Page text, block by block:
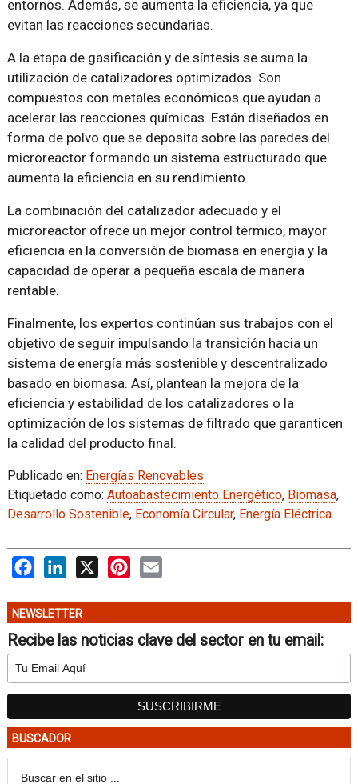
entornos. Además, se aumenta la eficiencia, ya que
evitan las reacciones secundarias.
A la etapa de gasificación y de síntesis se suma la
utilización de catalizadores optimizados. Son
compuestos con metales económicos que ayudan a
acelerar las reacciones químicas. Están diseñados en
forma de polvo que se deposita sobre las paredes del
microreactor formando un sistema estructurado que
aumenta la eficiencia en su rendimiento.
La combinación del catalizador adecuado y el
microreactor ofrece un mejor control térmico, mayor
eficiencia en la conversión de biomasa en energía y la
capacidad de operar a pequeña escala de manera
rentable.
Finalmente, los expertos continúan sus trabajos con el
objetivo de seguir impulsando la transición hacia un
sistema de energía más sostenible y descentralizado
basado en biomasa. Así, plantean la mejora de la
eficiencia y estabilidad de los catalizadores o la
optimización de los sistemas de filtrado que garanticen
la calidad del producto final.
Publicado en: Energías Renovables
Etiquetado como: Autoabastecimiento Energético, Biomasa,
Desarrollo Sostenible, Economía Circular, Energía Eléctrica
FacebookLinkedIn
X PinterestEmail
NEWSLETTER
Recibe las noticias clave del sector en tu email:
BUSCADOR